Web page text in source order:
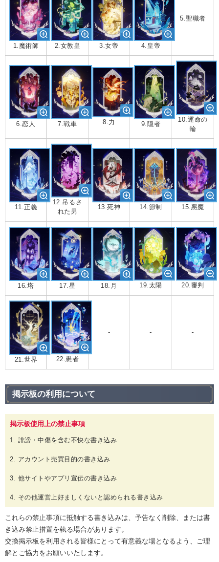
1.魔術師 2.女教皇 3.女帝 4.皇帝
5.聖職者
6.恋人 7.戦車 8.力 9.隠者
10.運命の
輪
11.正義
12.吊るさ
れた男
13.死神 14.節制 15.悪魔
16.塔 17.星 18.月 19.太陽 20.審判
21.世界 22.愚者
- - -
掲示板の利用について
掲示板使用上の禁止事項
1. 誹謗・中傷を含む不快な書き込み
2. アカウント売買目的の書き込み
3. 他サイトやアプリ宣伝の書き込み
4. その他運営上好ましくないと認められる書き込み
これらの禁止事項に抵触する書き込みは、予告なく削除、または書
き込み禁止措置を執る場合があります。
交換掲示板を利用される皆様にとって有意義な場となるよう、ご理
解とご協力をお願いいたします。